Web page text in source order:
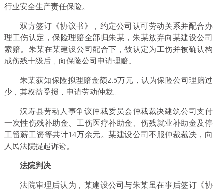
行业安全生产责任保险。
双方签订《协议书》，约定公司认可劳动关系并配合办
理工伤认定，保险理赔全部归朱某，朱某放弃向某建设公司
索赔。朱某在某建设公司配合下，被认定为工伤并被确认构
成伤残十级后，向保险公司申请理赔。
朱某获知保险拟理赔金额2.5万元，认为保险公司理赔过
少，其权益受损，申请劳动仲裁。
汉寿县劳动人事争议仲裁委员会仲裁裁决建筑公司支付
一次性伤残补助金、工伤医疗补助金、伤残就业补助金及停
工留薪工资等共计14万余元。某建设公司不服仲裁裁决，向
人民法院提起诉讼。
法院判决
法院审理后认为，某建设公司与朱某虽在事后签订《协